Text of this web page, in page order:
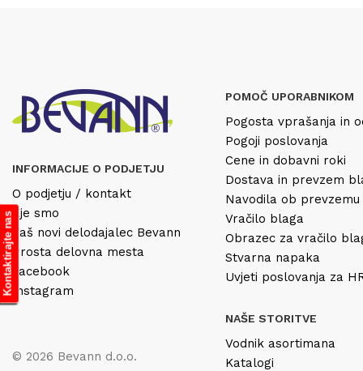
INFORMACIJE O PODJETJU
O podjetju / kontakt
Kje smo
Vaš novi delodajalec Bevann
Prosta delovna mesta
Facebook
Instagram
© 2026 Bevann d.o.o.
POMOČ UPORABNIKOM
Pogosta vprašanja in
Pogoji poslovanja
Cene in dobavni roki
Dostava in prevzem
Navodila ob
Vračilo blaga
Obrazec za vračilo
Stvarna napaka
Uvjeti poslovanja za
NAŠE STORITVE
Vodnik asortimana
Katalogi
Kontaktirajte nas